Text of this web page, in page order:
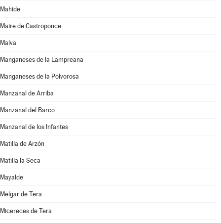
Mahide
Maire de Castroponce
Malva
Manganeses de la Lampreana
Manganeses de la Polvorosa
Manzanal de Arriba
Manzanal del Barco
Manzanal de los Infantes
Matilla de Arzón
Matilla la Seca
Mayalde
Melgar de Tera
Micereces de Tera